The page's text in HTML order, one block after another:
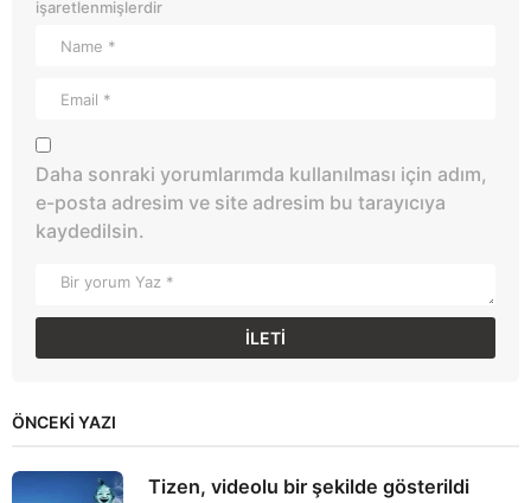
işaretlenmişlerdir
Daha sonraki yorumlarımda kullanılması için adım,
e-posta adresim ve site adresim bu tarayıcıya
kaydedilsin.
ÖNCEKI YAZI
Tizen, videolu bir şekilde gösterildi